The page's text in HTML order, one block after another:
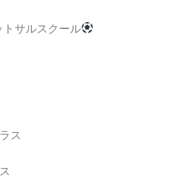
トサルスクール
ス